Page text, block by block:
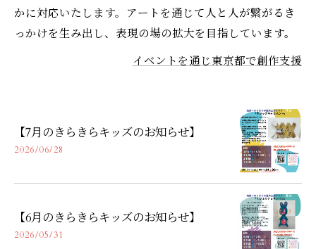
かに対応いたします。アートを通じて人と人が繋がるき
っかけを生み出し、表現の場の拡大を目指しています。
イベントを通じ東京都で創作支援
【7月のきらきらキッズのお知らせ】
2026/06/28
【6月のきらきらキッズのお知らせ】
2026/05/31